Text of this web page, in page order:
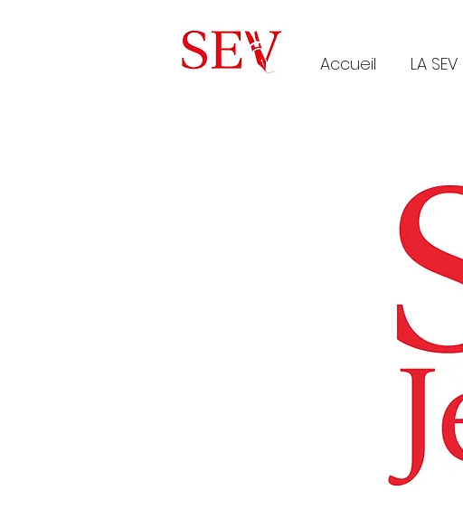
Accueil LA SEV